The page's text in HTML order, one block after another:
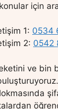
için
1: 0534
2: 0542
ve bin